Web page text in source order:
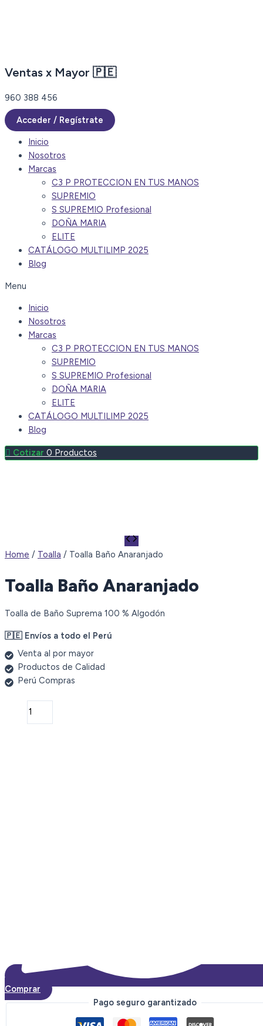
Ventas x Mayor 🇵🇪
960 388 456
Acceder / Regístrate
Inicio
Nosotros
Marcas
C3 P PROTECCION EN TUS MANOS
SUPREMIO
S SUPREMIO Profesional
DOÑA MARIA
ELITE
CATÁLOGO MULTILIMP 2025
Blog
Menu
Inicio
Nosotros
Marcas
C3 P PROTECCION EN TUS MANOS
SUPREMIO
S SUPREMIO Profesional
DOÑA MARIA
ELITE
CATÁLOGO MULTILIMP 2025
Blog
0 Productos
Home / Toalla / Toalla Baño Anaranjado
Toalla Baño Anaranjado
Toalla de Baño Suprema 100 % Algodón
🇵🇪 Envíos a todo el Perú
Venta al por mayor
Productos de Calidad
Perú Compras
Comprar
Pago seguro garantizado